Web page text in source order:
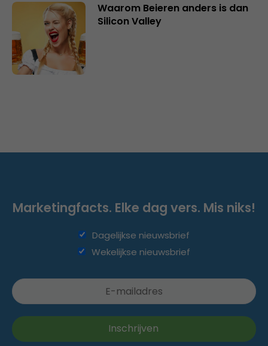
Waarom Beieren anders is dan
Silicon Valley
Marketingfacts. Elke dag vers. Mis niks!
Dagelijkse nieuwsbrief
Wekelijkse nieuwsbrief